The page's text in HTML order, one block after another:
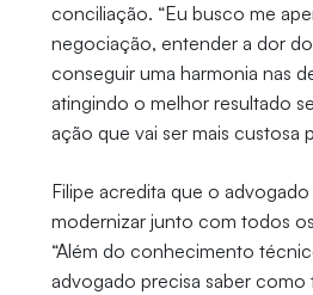
conciliação. “Eu busco me
negociação, entender a dor
conseguir uma harmonia nas
atingindo o melhor resultado
ação que vai ser mais custosa
Filipe acredita que o advogado
modernizar junto com todos
“Além do conhecimento
advogado precisa saber